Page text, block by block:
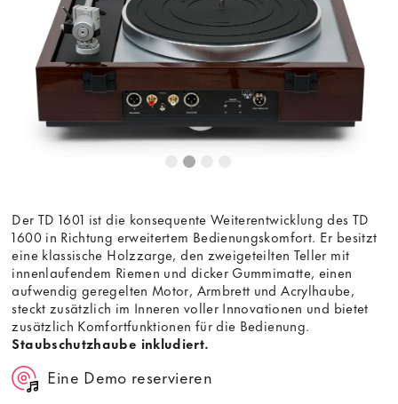
Der TD 1601 ist die konsequente Weiterentwicklung des TD
1600 in Richtung erweitertem Bedienungskomfort. Er besitzt
eine klassische Holzzarge, den zweigeteilten Teller mit
innenlaufendem Riemen und dicker Gummimatte, einen
aufwendig geregelten Motor, Armbrett und Acrylhaube,
steckt zusätzlich im Inneren voller Innovationen und bietet
zusätzlich Komfortfunktionen für die Bedienung.
Staubschutzhaube inkludiert.
Eine Demo reservieren